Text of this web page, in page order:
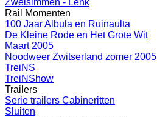
Zweisimmen - Lenk
Rail Momenten
100 Jaar Albula en Ruinaulta
De Kleine Rode en Het Grote Wit
Maart 2005
Noodweer Zwitserland zomer 2005
TreiNS
TreiNShow
Trailers
Serie trailers Cabineritten
Sluiten